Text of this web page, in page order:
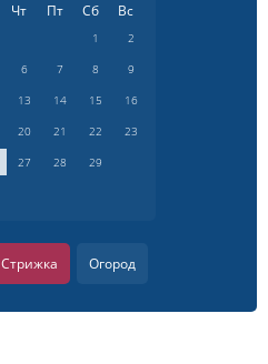
Чт Пт Сб Вс
1
2
6 7 8
9
13 14 15
16
20 21 22
23
27 28
29
Стрижка Огород